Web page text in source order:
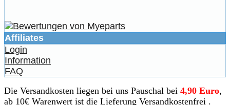
Affiliates
Login
Information
FAQ
Die Versandkosten liegen bei uns Pauschal bei 4,90 Euro,
ab 10€ Warenwert ist die Lieferung Versandkostenfrei .